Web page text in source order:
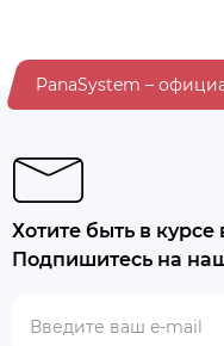
PanaSystem –
Хотите быть в
Подпишитесь на